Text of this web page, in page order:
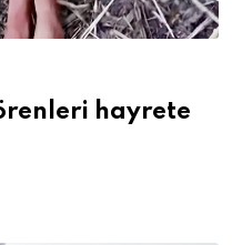
hayrete